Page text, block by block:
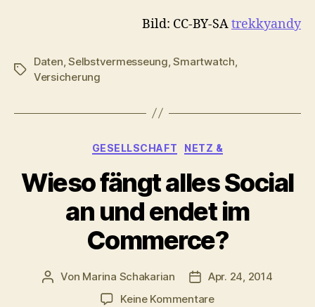
Bild: CC-BY-SAtrekkyandy
Schlagwörter
Daten,Selbstvermesseung,Smartwatch,
Versicherung
Kategorien
GESELLSCHAFT NETZ &
Wieso fängt alles Social
an und endet im
Commerce?
Beitragsautor
Von Marina Schakarian
Apr. 24, 2014
Keine Kommentarezu